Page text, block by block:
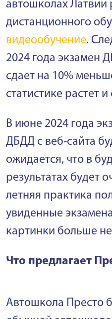
автошколах
дистанционного
видеообучение.
2024 года экзамен
сдает на 10%
статистике растет
В июне 2024 года
ДБДД с веб-сайта
ожидается, что в
результатах будет
летняя практика
увиденные
картинки больше
Что предлагает
Автошкола Престо